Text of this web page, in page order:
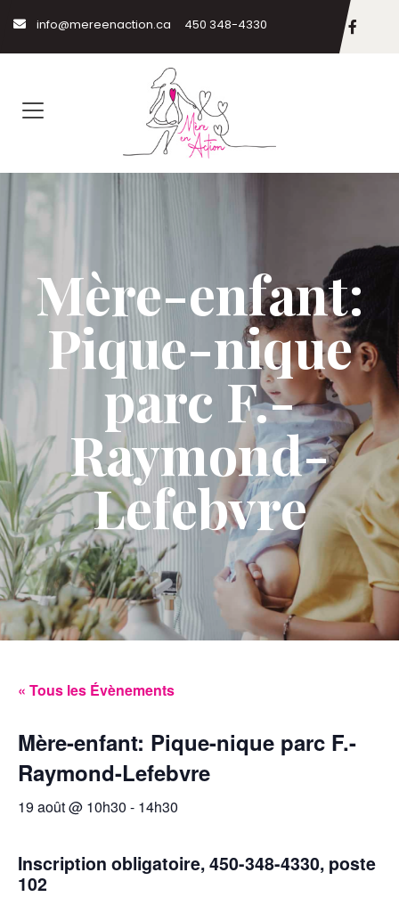
info@mereenaction.ca 450 348-4330
Mère-enfant:
Pique-nique
parc F.-
Raymond-
Lefebvre
« Tous les Évènements
Mère-enfant: Pique-nique parc F.-
Raymond-Lefebvre
19 août @ 10h30 - 14h30
Inscription obligatoire, 450-348-4330, poste
102